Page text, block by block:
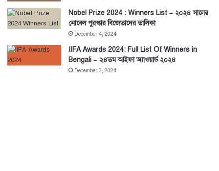
Nobel Prize 2024 : Winners List – ২০২৪ সালের
নোবেল পুরস্কার বিজেতাদের তালিকা
December 4, 2024
IIFA Awards 2024: Full List Of Winners in
Bengali – ২৪তম আইফা অ্যাওয়ার্ড ২০২৪
December 3, 2024